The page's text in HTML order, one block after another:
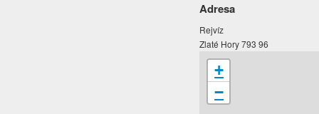
Adresa
Rejvíz
Zlaté Hory 793 96
+
−